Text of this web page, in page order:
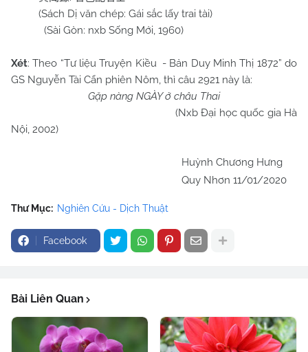
(Sách Dị văn chép: Gái sắc lấy trai tài)
(Sài Gòn: nxb Sống Mới, 1960)
Xét: Theo “Tư liệu Truyện Kiều - Bản Duy Minh Thị 1872” do
GS Nguyễn Tài Cẩn phiên Nôm, thì câu 2921 này là:
Gặp nàng NGÀY ở châu Thai
(Nxb Đại học quốc gia Hà
Nội, 2002)
Huỳnh Chương Hưng
Quy Nhơn 11/01/2020
Thư Mục: Nghiên Cứu - Dịch Thuật
Facebook
Bài Liên Quan